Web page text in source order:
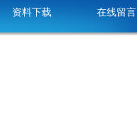
资料下载 在线留言